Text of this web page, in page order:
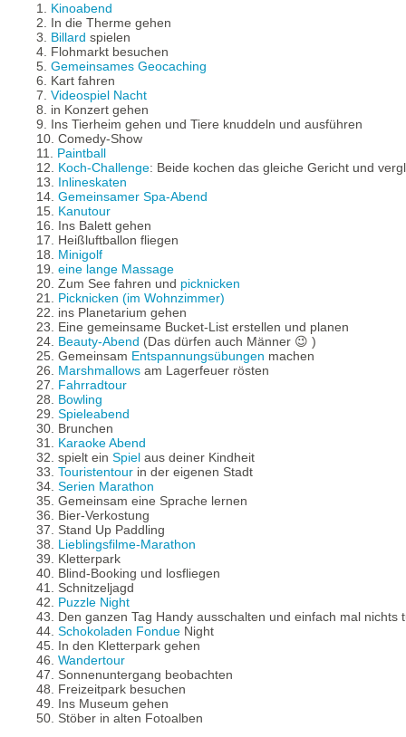
1. Kinoabend
2. In die Therme gehen
3. Billard spielen
4. Flohmarkt besuchen
5. Gemeinsames Geocaching
6. Kart fahren
7. Videospiel Nacht
8. in Konzert gehen
9. Ins Tierheim gehen und Tiere knuddeln und ausführen
10. Comedy-Show
11. Paintball
12. Koch-Challenge: Beide kochen das gleiche Gericht und
13. Inlineskaten
14. Gemeinsamer Spa-Abend
15. Kanutour
16. Ins Balett gehen
17. Heißluftballon fliegen
18. Minigolf
19. eine lange Massage
20. Zum See fahren und picknicken
21. Picknicken (im Wohnzimmer)
22. ins Planetarium gehen
23. Eine gemeinsame Bucket-List erstellen und planen
24. Beauty-Abend (Das dürfen auch Männer 😉 )
25. Gemeinsam Entspannungsübungen machen
26. Marshmallows am Lagerfeuer rösten
27. Fahrradtour
28. Bowling
29. Spieleabend
30. Brunchen
31. Karaoke Abend
32. spielt ein Spiel aus deiner Kindheit
33. Touristentour in der eigenen Stadt
34. Serien Marathon
35. Gemeinsam eine Sprache lernen
36. Bier-Verkostung
37. Stand Up Paddling
38. Lieblingsfilme-Marathon
39. Kletterpark
40. Blind-Booking und losfliegen
41. Schnitzeljagd
42. Puzzle Night
43. Den ganzen Tag Handy ausschalten und einfach mal nichts
44. Schokoladen Fondue Night
45. In den Kletterpark gehen
46. Wandertour
47. Sonnenuntergang beobachten
48. Freizeitpark besuchen
49. Ins Museum gehen
50. Stöber in alten Fotoalben